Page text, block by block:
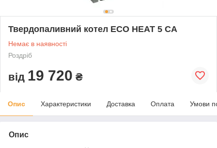
Твердопаливний котел ECO HEAT 5 CA
Немає в наявності
Роздріб
від 19 720 ₴
Опис Характеристики Доставка Оплата Умови
Опис